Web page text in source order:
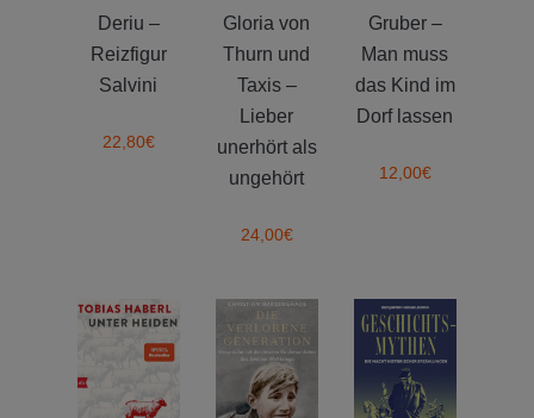
Deriu –
Reizfigur
Salvini
22,80€
Gloria von
Thurn und
Taxis –
Lieber
unerhört als
ungehört
24,00€
Gruber –
Man muss
das Kind im
Dorf lassen
12,00€